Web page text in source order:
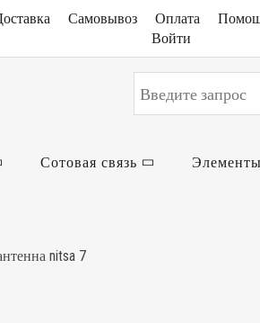
Самовывоз Оплата
Войти
Сотовая связь
nitsa 7